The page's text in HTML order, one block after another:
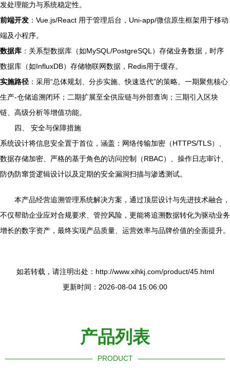
发处理能力与系统稳定性。
前端开发 ：Vue.js/React 用于管理后台，Uni-app/微信原生框架用于移动
端及小程序。
数据库 ：关系型数据库（如MySQL/PostgreSQL）存储业务数据，时序
数据库（如InfluxDB）存储物联网数据，Redis用于缓存。
实施路径 ：采用“总体规划、分步实施、快速迭代”的策略。一期聚焦核心
生产-仓储追溯闭环；二期扩展至全供应链与外部查询；三期引入区块
链、高级分析等增值功能。
四、 安全与保障措施
系统设计将信息安全置于首位，涵盖：网络传输加密（HTTPS/TLS）、
数据存储加密、严格的基于角色的访问控制（RBAC）、操作日志审计、
防伪防窜货逻辑设计以及定期的安全漏洞扫描与渗透测试。
本产品经营追溯管理系统解决方案，通过顶层设计与先进技术融合，
不仅帮助企业应对合规要求、管控风险，更能将追溯数据转化为驱动业务
增长的数字资产，最终实现产品质量、运营效率与品牌价值的全面提升。
如若转载，请注明出处：http://www.xihkj.com/product/45.html
更新时间：2026-08-04 15:06:00
产品列表
PRODUCT